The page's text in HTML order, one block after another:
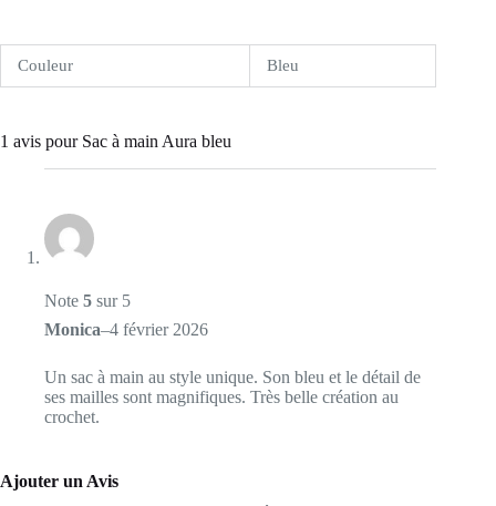
Couleur Bleu
1 avis pour Sac à main Aura bleu
Note 5 sur 5
Monica–4 février 2026
Un sac à main au style unique. Son bleu et le détail de
ses mailles sont magnifiques. Très belle création au
crochet.
Ajouter un Avis